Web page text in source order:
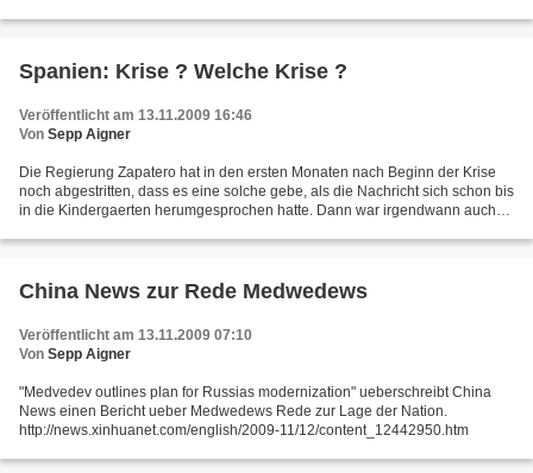
Spanien: Krise ? Welche Krise ?
Veröffentlicht am 13.11.2009 16:46
Von Sepp Aigner
Die Regierung Zapatero hat in den ersten Monaten nach Beginn der Krise
noch abgestritten, dass es eine solche gebe, als die Nachricht sich schon bis
in die Kindergaerten herumgesprochen hatte. Dann war irgendwann auch
China News zur Rede Medwedews
Veröffentlicht am 13.11.2009 07:10
Von Sepp Aigner
"Medvedev outlines plan for Russias modernization" ueberschreibt China
News einen Bericht ueber Medwedews Rede zur Lage der Nation.
http://news.xinhuanet.com/english/2009-11/12/content_12442950.htm